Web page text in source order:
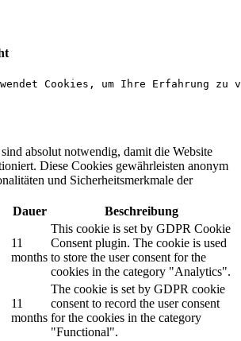
Cookies, um Ihre Erfahrung
absolut notwendig, damit die Website
Diese Cookies gewährleisten anonym
und Sicherheitsmerkmale der
Dauer Beschreibung
11
months
This cookie is set by GDPR Cookie
Consent plugin. The cookie is used
to store the user consent for the
cookies in the category "Analytics".
11
months
The cookie is set by GDPR cookie
consent to record the user consent
for the cookies in the category
"Functional".